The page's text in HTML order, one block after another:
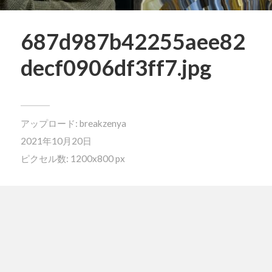
687d987b42255aee82
decf0906df3ff7.jpg
アップロード: breakzenya
2021年10月20日
ピクセル数: 1200x800 px